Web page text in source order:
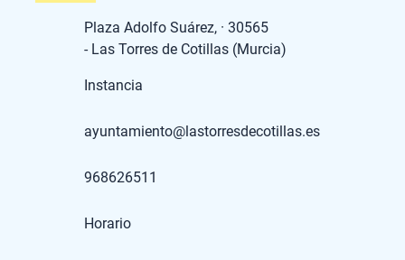
Plaza Adolfo Suárez, · 30565
- Las Torres de Cotillas (Murcia)
Instancia
ayuntamiento@lastorresdecotillas.es
968626511
Horario